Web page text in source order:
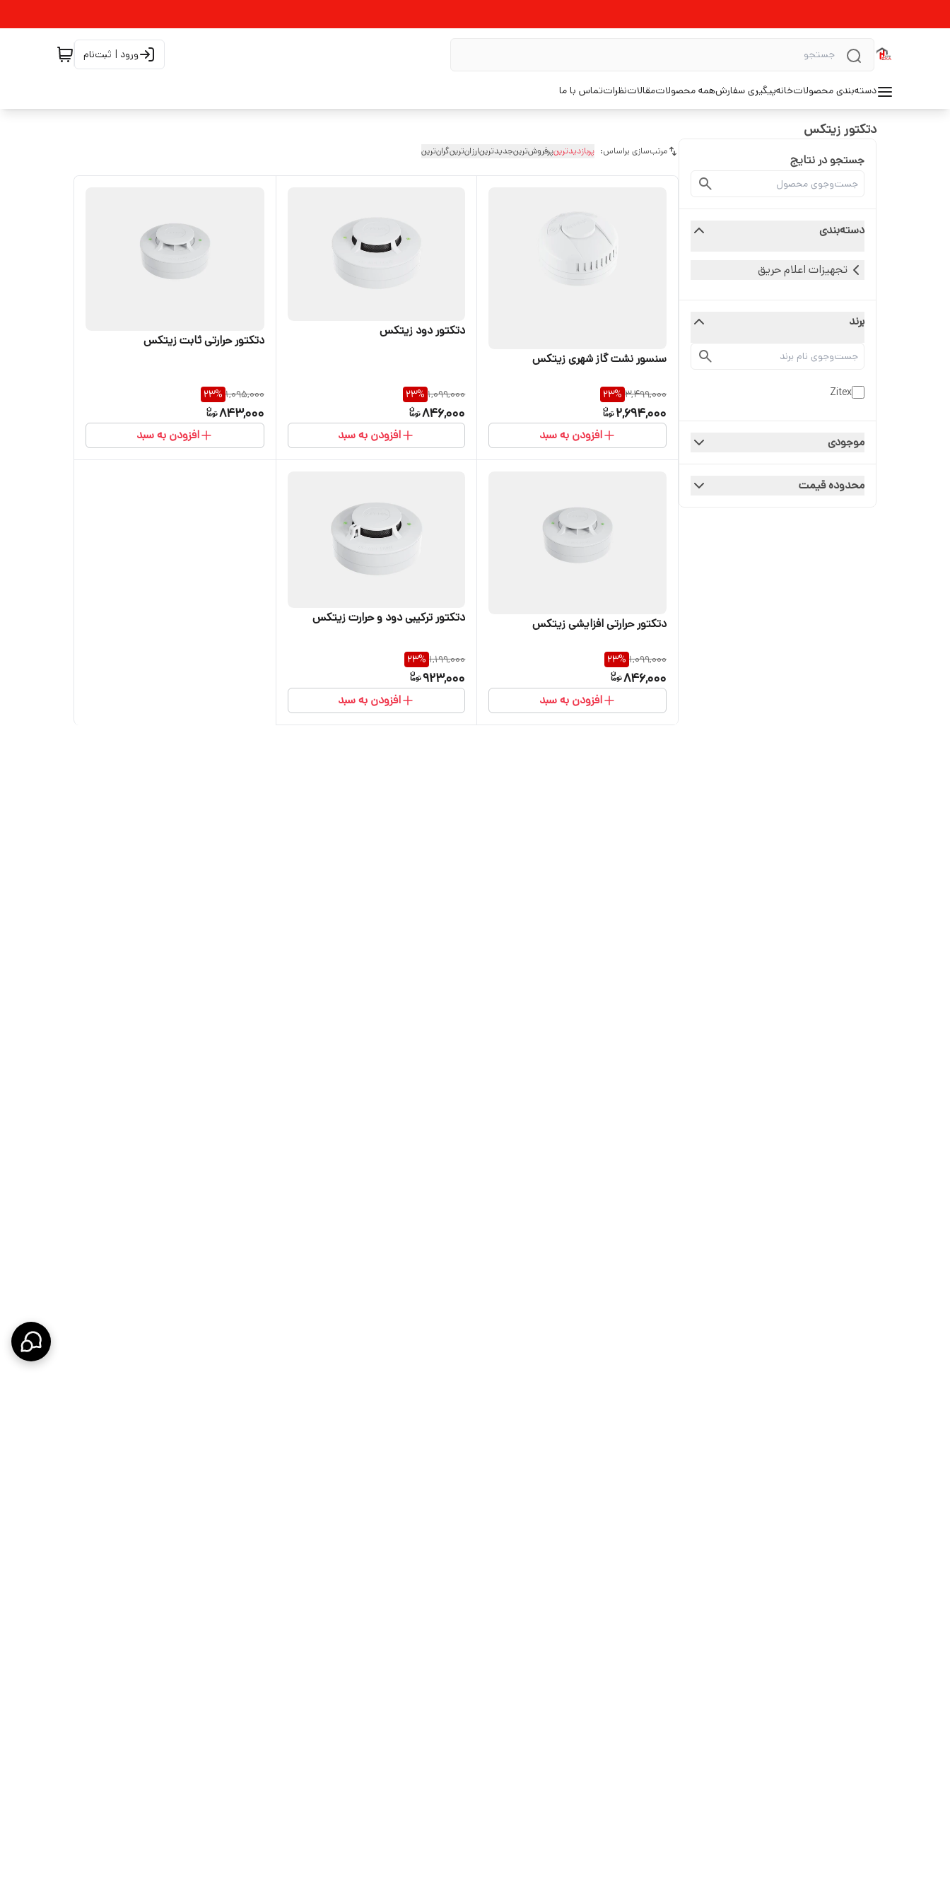
ورود | ثبت‌نام
دسته‌بندی محصولاتخانهپیگیری سفارشهمه محصولاتمقالاتنظراتتماس با ما
دتکتور زیتکس
جستجو در نتایج
دسته‌بندی
تجهیزات اعلام حریق
برند
Zitex
موجودی
محدوده قیمت
مرتب‌سازی براساس: پربازدیدترینپرفروش‌ترینجدیدترینارزان‌ترینگران‌ترین
سنسور نشت گاز شهری زیتکس
3,499,000
23%
2,694,000
افزودن به سبد
دتکتور دود زیتکس
1,099,000
23%
846,000
افزودن به سبد
دتکتور حرارتی ثابت زیتکس
1,095,000
23%
843,000
افزودن به سبد
دتکتور حرارتی افزایشی زیتکس
1,099,000
23%
846,000
افزودن به سبد
دتکتور ترکیبی دود و حرارت زیتکس
1,199,000
23%
923,000
افزودن به سبد